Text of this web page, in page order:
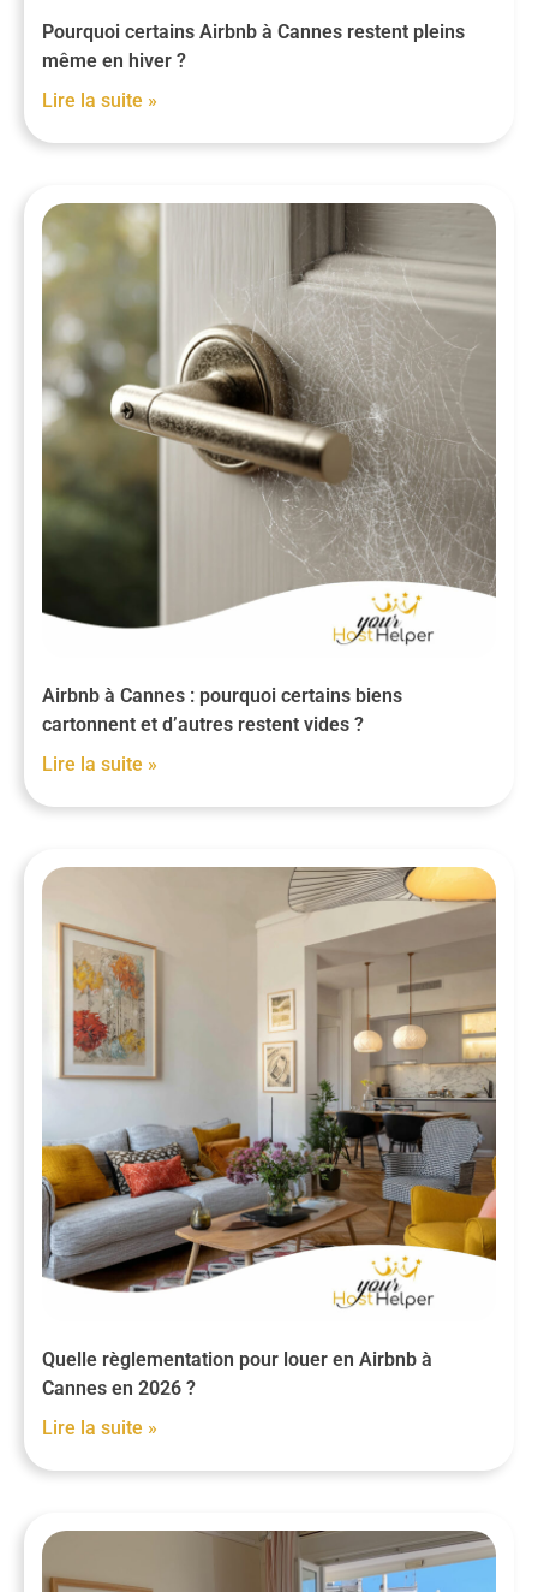
Pourquoi certains Airbnb à Cannes restent pleins
même en hiver ?
Lire la suite »
Airbnb à Cannes : pourquoi certains biens
cartonnent et d’autres restent vides ?
Lire la suite »
Quelle règlementation pour louer en Airbnb à
Cannes en 2026 ?
Lire la suite »